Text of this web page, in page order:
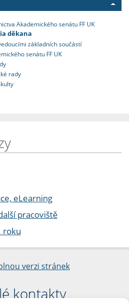
Akademického senátu FF UK
děkana
základních součástí
senátu FF UK
rady
eLearning
pracoviště
roku
verzi stránek
kontakty